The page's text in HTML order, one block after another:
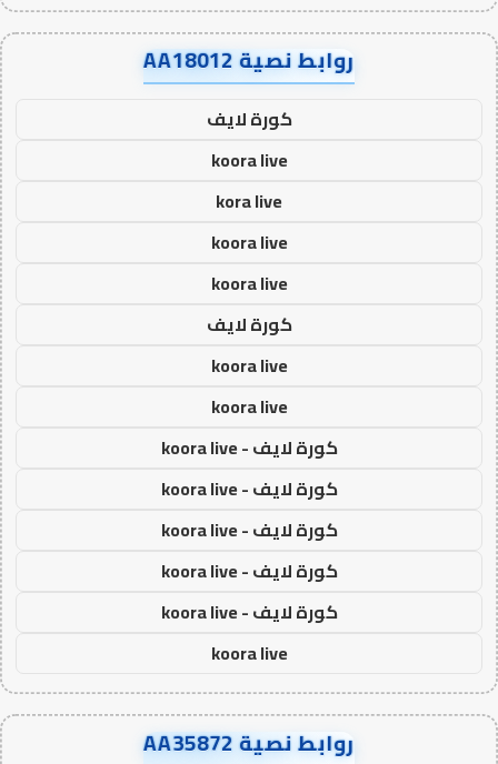
روابط نصية AA18012
كورة لايف
koora live
kora live
koora live
koora live
كورة لايف
koora live
koora live
كورة لايف - koora live
كورة لايف - koora live
كورة لايف - koora live
كورة لايف - koora live
كورة لايف - koora live
koora live
روابط نصية AA35872